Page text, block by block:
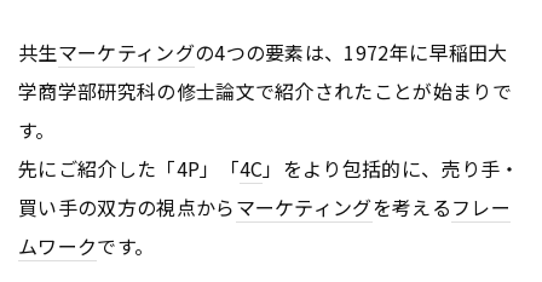
共生マーケティングの4つの要素は、1972年に早稲田大
学商学部研究科の修士論文で紹介されたことが始まりで
す。
先にご紹介した「4P」「4C」をより包括的に、売り手・
買い手の双方の視点からマーケティングを考えるフレー
ムワークです。